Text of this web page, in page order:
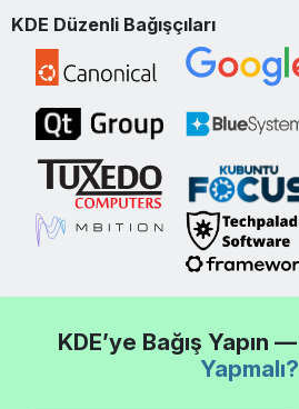
KDE Düzenli Bağışçıları
KDE’ye Bağış Yapın —
Yapmalı?